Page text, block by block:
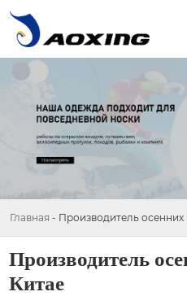
Главная - Производитель осенних
Производитель
Китае